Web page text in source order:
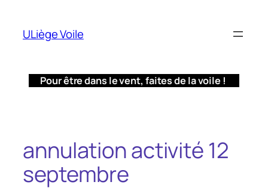
contenu
ULiège Voile
Pour être dans le vent, faites de la voile !
annulation activité 12
septembre